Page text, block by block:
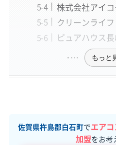
株式会社アイ
クリーンライフ
ピュアハウス
もっと
佐賀県杵島郡白石町でエア
加盟をお考